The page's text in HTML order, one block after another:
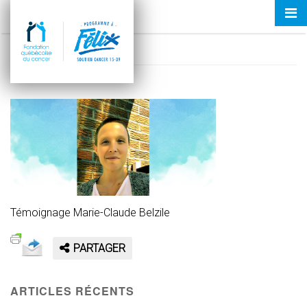
PAF-BANNER-MCBELZILE
15 novembre 2018
Témoignage Marie-Claude Belzile
PARTAGER
ARTICLES RÉCENTS